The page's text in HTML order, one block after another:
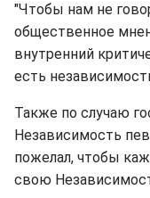
"Чтобы нам не
общественное
внутренний
есть
Также по случаю
Независимость
пожелал, чтобы
свою